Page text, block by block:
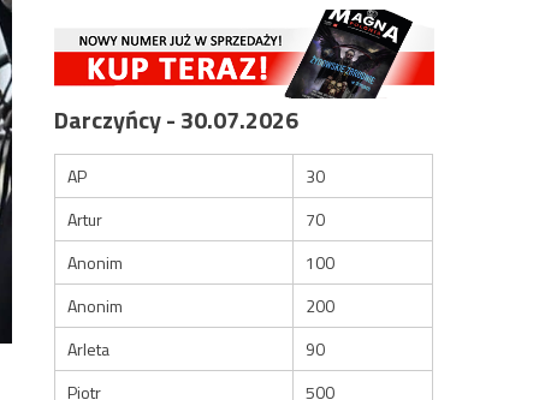
Darczyńcy - 30.07.2026
AP
30
Artur
70
Anonim
100
Anonim
200
Arleta
90
Piotr
500